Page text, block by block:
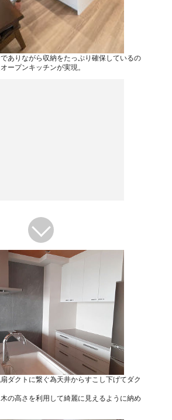
ありながら収納をたっぷり確保しているの
ープンキッチンが実現。
ダクトに繋ぐ為天井からすこし下げてダク
の高さを利用して綺麗に見えるように納め